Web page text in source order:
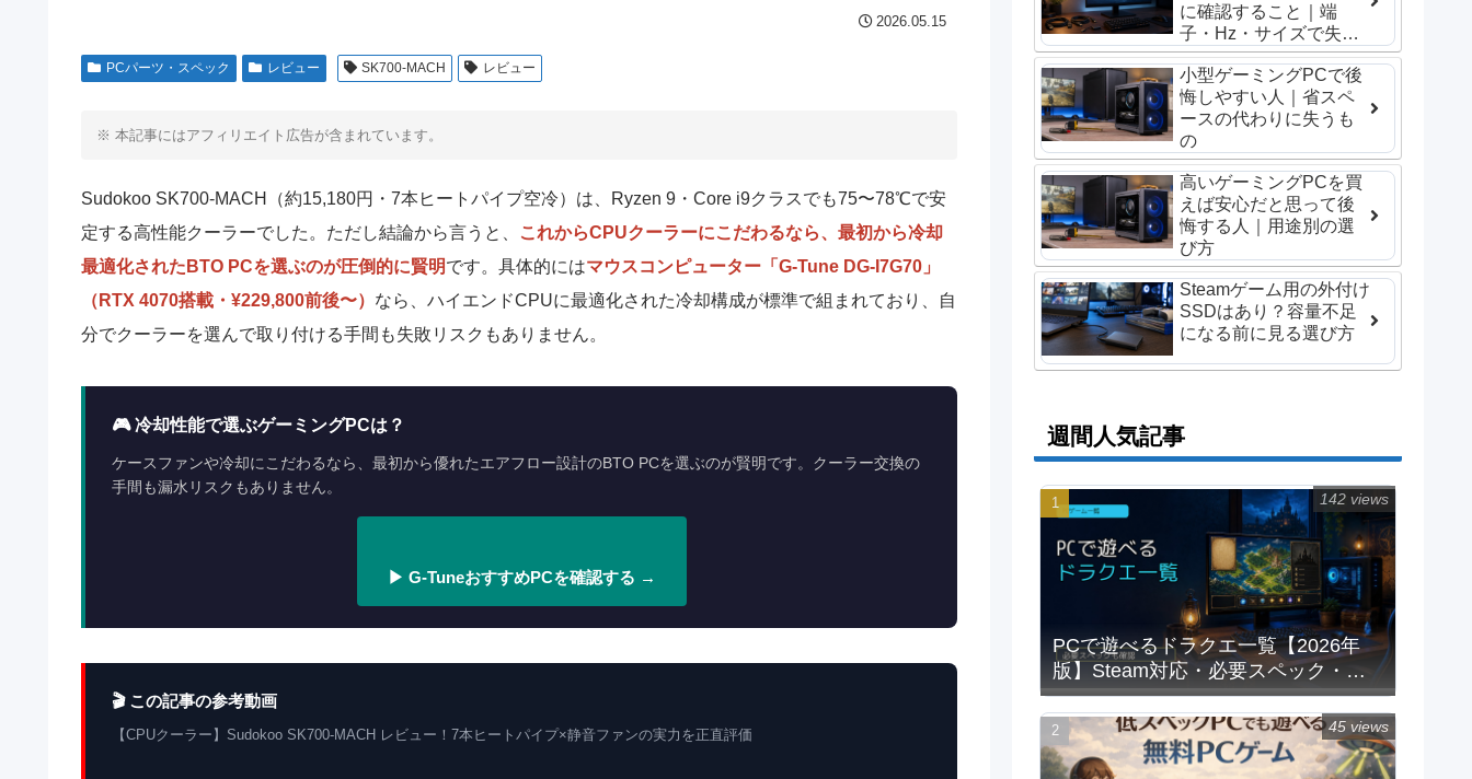
2026.05.15
PCパーツ・スペック レビュー SK700-MACH レビュー
※ 本記事にはアフィリエイト広告が含まれています。
Sudokoo SK700-MACH（約15,180円・7本ヒートパイプ空冷）は、Ryzen 9・Core i9クラスでも75〜78℃で安
定する高性能クーラーでした。ただし結論から言うと、
これからCPUクーラーにこだわるなら、最初から冷却
最適化されたBTO PCを選ぶのが圧倒的に賢明です。具体的にはマウスコンピューター「G-Tune DG-I7G70」
（RTX 4070搭載・¥229,800前後〜） なら、ハイエンドCPUに最適化された冷却構成が標準で組まれており、自
分でクーラーを選んで取り付ける手間も失敗リスクもありません。
🎮 冷却性能で選ぶゲーミングPCは？
ケースファンや冷却にこだわるなら、最初から優れたエアフロー設計のBTO PCを選ぶのが賢明です。クーラー交換の
手間も漏水リスクもありません。
▶ G-TuneおすすめPCを確認する →
🎬 この記事の参考動画
【CPUクーラー】Sudokoo SK700-MACH レビュー！7本ヒートパイプ×静音ファンの実力を正直評価
に確認すること｜端
子・Hz・サイズで失敗
しない選び方
小型ゲーミングPCで後
悔しやすい人｜省スペ
ースの代わりに失うも
の
高いゲーミングPCを買
えば安心だと思って後
悔する人｜用途別の選
び方
Steamゲーム用の外付け
SSDはあり？容量不足
になる前に見る選び方
週間人気記事
PCで遊べるドラクエ一覧【2026年
版】Steam対応・必要スペック・重
い時の対処法
142 views
45 views